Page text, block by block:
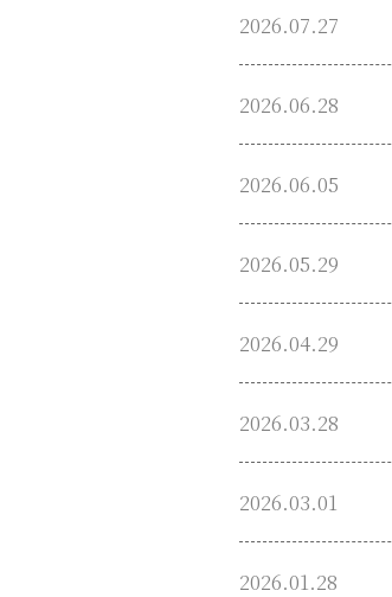
2026.07.27
2026.06.28
2026.06.05
2026.05.29
2026.04.29
2026.03.28
2026.03.01
2026.01.28